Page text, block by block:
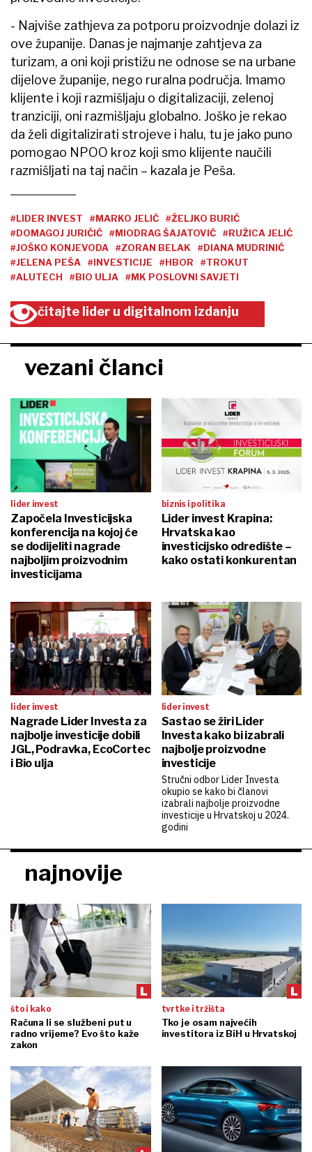
- Najviše zathjeva za potporu proizvodnje dolazi iz
ove županije. Danas je najmanje zahtjeva za
turizam, a oni koji pristižu ne odnose se na urbane
dijelove županije, nego ruralna područja. Imamo
klijente i koji razmišljaju o digitalizaciji, zelenoj
tranziciji, oni razmišljaju globalno. Joško je rekao
da želi digitalizirati strojeve i halu, tu je jako puno
pomogao NPOO kroz koji smo klijente naučili
razmišljati na taj način – kazala je Peša.
#LIDER INVEST #MARKO JELIĆ
#ŽELJKO BURIĆ
#DOMAGOJ JURIČIĆ
#MIODRAG ŠAJATOVIĆ
#RUŽICA JELIĆ
#JOŠKO KONJEVODA
#ZORAN BELAK
#DIANA MUDRINIĆ
#JELENA PEŠA
#INVESTICIJE #HBOR
#TROKUT
#ALUTECH
#BIO ULJA #MK POSLOVNI SAVJETI
čitajte lider u digitalnom izdanju
vezani članci
lider invest
Započela Investicijska
konferencija na kojoj će
se dodijeliti nagrade
najboljim proizvodnim
investicijama
biznis i politika
Lider invest Krapina:
Hrvatska kao
investicijsko odredište –
kako ostati konkurentan
lider invest
Nagrade Lider Investa za
najbolje investicije dobili
JGL, Podravka, EcoCortec
i Bio ulja
lider invest
Sastao se žiri Lider
Investa kako bi izabrali
najbolje proizvodne
investicije
Stručni odbor Lider Investa
okupio se kako bi članovi
izabrali najbolje proizvodne
investicije u Hrvatskoj u 2024.
godini
najnovije
što i kako
Računa li se službeni put u
radno vrijeme? Evo što kaže
zakon
tvrtke i tržišta
Tko je osam najvećih
investitora iz BiH u Hrvatskoj